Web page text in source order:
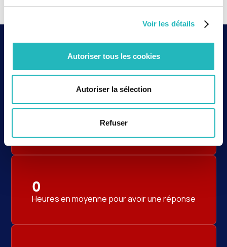
Voir les détails
Autoriser tous les cookies
Autoriser la sélection
Refuser
Des chiffres qui
parlent d’eux-mêmes
1
avis reçus sur google
0
Heures en moyenne pour avoir une réponse